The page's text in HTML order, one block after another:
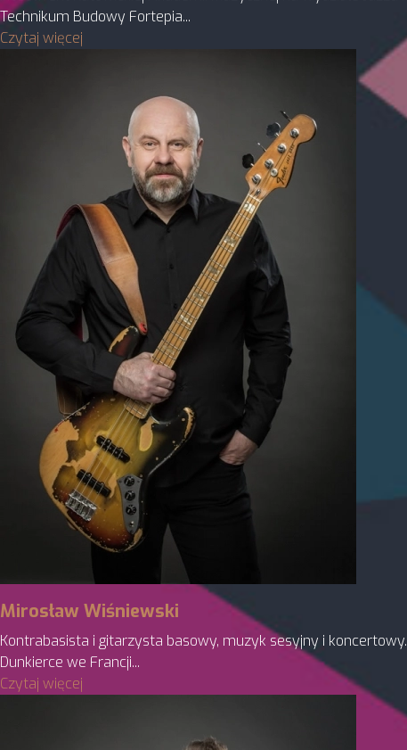
Technikum Budowy Fortepia...
Czytaj więcej
Mirosław Wiśniewski
Kontrabasista i gitarzysta basowy, muzyk sesyjny i
Dunkierce we Francji...
Czytaj więcej